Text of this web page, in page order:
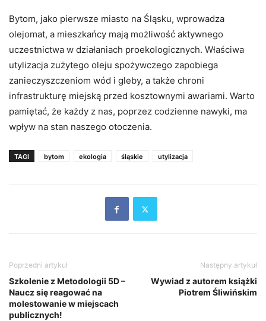
Bytom, jako pierwsze miasto na Śląsku, wprowadza
olejomat, a mieszkańcy mają możliwość aktywnego
uczestnictwa w działaniach proekologicznych. Właściwa
utylizacja zużytego oleju spożywczego zapobiega
zanieczyszczeniom wód i gleby, a także chroni
infrastrukturę miejską przed kosztownymi awariami. Warto
pamiętać, że każdy z nas, poprzez codzienne nawyki, ma
wpływ na stan naszego otoczenia.
TAGI bytom ekologia śląskie utylizacja
Poprzedni artykuł
Szkolenie z Metodologii 5D –
Naucz się reagować na
molestowanie w miejscach
publicznych!
Następny artykuł
Wywiad z autorem książki
Piotrem Śliwińskim